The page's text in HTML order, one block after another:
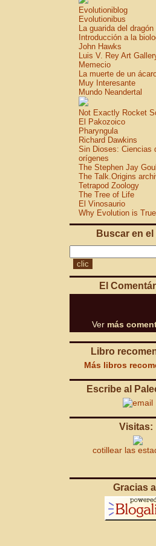
Evolutioniblog
Evolutionibus
La guarida del dragón
Introducción a la
John Hawks
Luis V. Rey Art
Memecio
La muerte de un
Muy Interesante
Mundo Neandertal
Not Exactly Rocket
El Pakozoico
Pharyngula
Richard Dawkins
Sin Dioses: Ciencias
orígenes
The Stephen Jay
The Talk.Origins
Tetrapod Zoology
The Tree of Life
El Vinosaurio
Why Evolution is
Buscar en
El
Ver más
Libro
Más libros
Escribe al
Visitas:
cotillear las
Gracias